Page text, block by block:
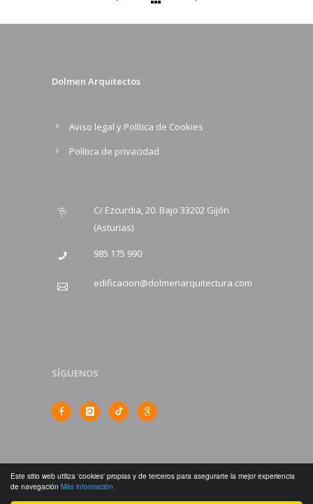
Este sitio web utiliza 'cookies' propias y de terceros para asegurarte la mejor experiencia
de navegación Más información
Dolmen Arquitectos
Aviso legal y Política de Cookies
Política de privacidad
C/ Ezcurdia, 20. Bajo 33202 Gijón
(Asturias)
985 175 990
edificacion@dolmenarquitectura.com
SÍGUENOS